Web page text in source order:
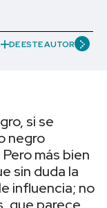
DE ESTE AUTOR
si se
negro
más bien
sin duda la
influencia; no